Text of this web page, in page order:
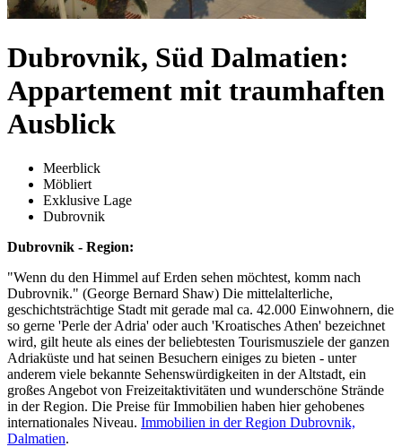
Dubrovnik, Süd Dalmatien:
Appartement mit traumhaften
Ausblick
Meerblick
Möbliert
Exklusive Lage
Dubrovnik
Dubrovnik - Region:
"Wenn du den Himmel auf Erden sehen möchtest, komm nach
Dubrovnik." (George Bernard Shaw) Die mittelalterliche,
geschichtsträchtige Stadt mit gerade mal ca. 42.000 Einwohnern, die
so gerne 'Perle der Adria' oder auch 'Kroatisches Athen' bezeichnet
wird, gilt heute als eines der beliebtesten Tourismusziele der ganzen
Adriaküste und hat seinen Besuchern einiges zu bieten - unter
anderem viele bekannte Sehenswürdigkeiten in der Altstadt, ein
großes Angebot von Freizeitaktivitäten und wunderschöne Strände
in der Region. Die Preise für Immobilien haben hier gehobenes
internationales Niveau. Immobilien in der Region Dubrovnik,
Dalmatien.